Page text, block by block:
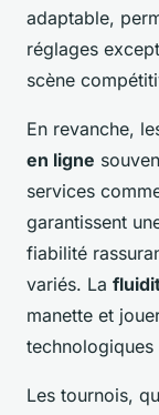
adaptable,
réglages
scène
En revanche,
en ligne
services
garantissent
fiabilité
variés. La
manette et
Les tournois,